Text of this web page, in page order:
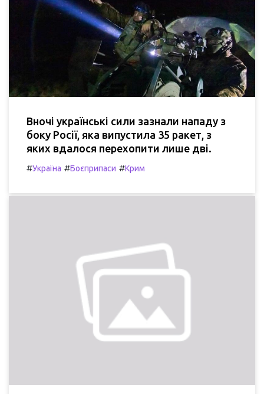
Вночі українські сили зазнали нападу з
боку Росії, яка випустила 35 ракет, з
яких вдалося перехопити лише дві.
#Україна #Боєприпаси #Крим